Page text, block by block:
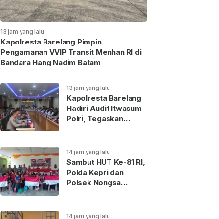
13 jam yang lalu
Kapolresta Barelang Pimpin
Pengamanan VVIP Transit Menhan RI di
Bandara Hang Nadim Batam
13 jam yang lalu
Kapolresta Barelang
Hadiri Audit Itwasum
Polri, Tegaskan
14 jam yang lalu
Sambut HUT Ke-81 RI,
Polda Kepri dan
Polsek Nongsa
Sembako di Batam
14 jam yang lalu